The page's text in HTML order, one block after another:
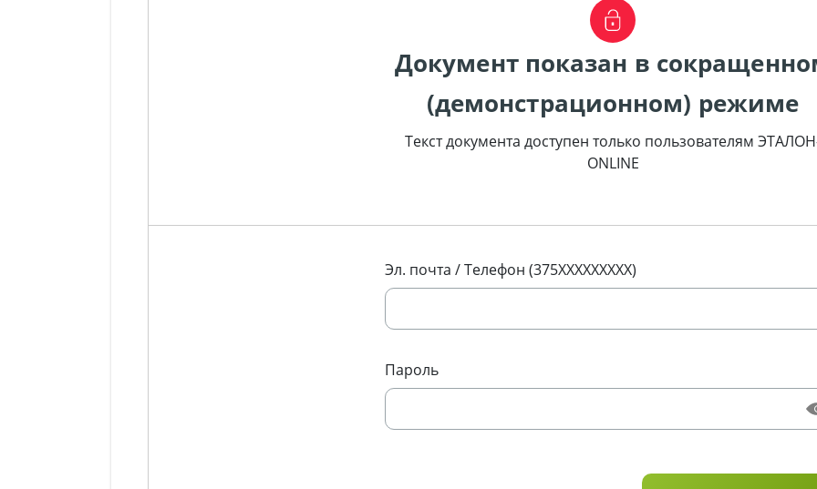
Документ показан в
(демонстрационном) режиме
Текст документа доступен только пользователям
ONLINE
Эл. почта / Телефон (375XXXXXXXXX)
Пароль